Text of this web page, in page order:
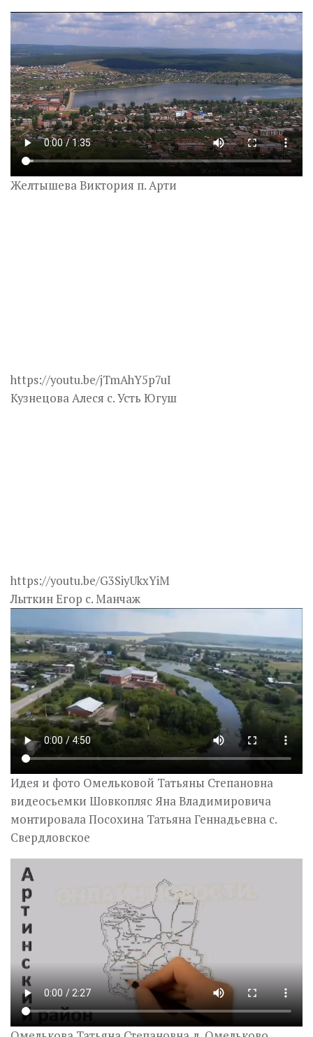
Желтышева Виктория п. Арти
https://youtu.be/jTmAhY5p7uI
Кузнецова Алеся с. Усть Югуш
https://youtu.be/G3SiyUkxYiM
Лыткин Егор с. Манчаж
Идея и фото Омельковой Татьяны Степановна
видеосьемки Шовкопляс Яна Владимировича
монтировала Посохина Татьяна Геннадьевна с.
Свердловское